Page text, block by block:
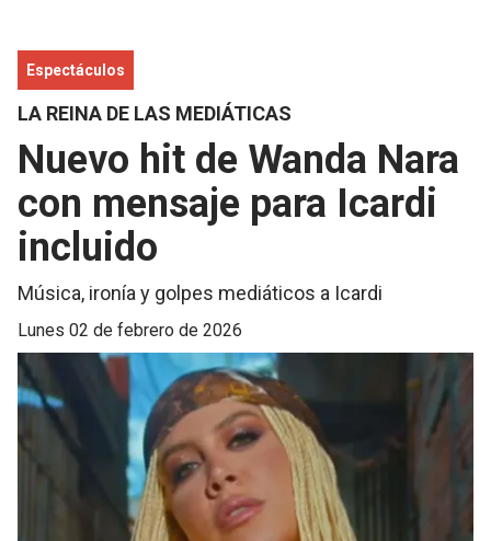
Espectáculos
LA REINA DE LAS MEDIÁTICAS
Nuevo hit de Wanda Nara
con mensaje para Icardi
incluido
Música, ironía y golpes mediáticos a Icardi
lunes 02 de febrero de 2026